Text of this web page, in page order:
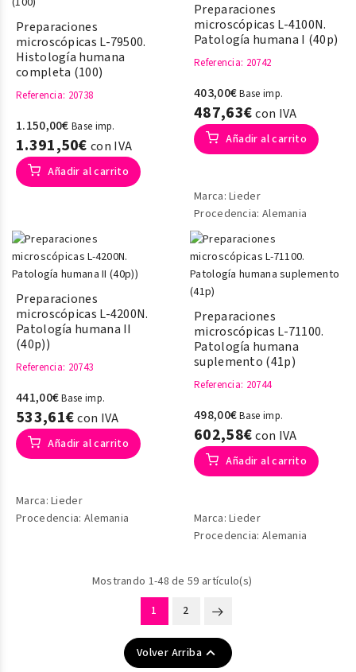
Preparaciones
microscópicas L-79500.
Histología humana
completa (100)
Referencia: 20738
1.150,00€ Base imp.
1.391,50€ con IVA
Añadir al carrito
Preparaciones
microscópicas L-4100N.
Patología humana I (40p)
Referencia: 20742
403,00€Base imp.
487,63€con IVA
Añadir al carrito
Marca: Lieder
Procedencia: Alemania
Preparaciones
microscópicas L-4200N.
Patología humana II
(40p))
Referencia: 20743
441,00€Base imp.
533,61€con IVA
Añadir al carrito
Marca: Lieder
Procedencia: Alemania
Preparaciones
microscópicas L-71100.
Patología humana
suplemento (41p)
Referencia: 20744
498,00€Base imp.
602,58€con IVA
Añadir al carrito
Marca: Lieder
Procedencia: Alemania
Mostrando 1-48 de 59 artículo(s)
1
2
Volver Arriba 